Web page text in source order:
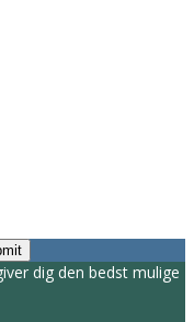
dig den bedst mulige